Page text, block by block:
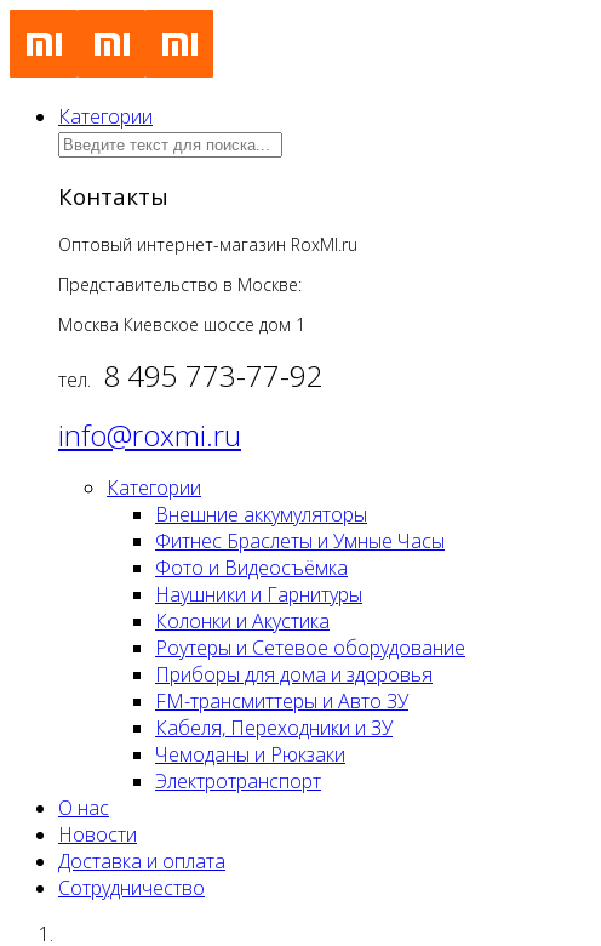
Категории
Контакты
Оптовый интернет-магазин RoxMI.ru
Представительство в Москве:
Москва Киевское шоссе дом 1
тел. 8 495 773-77-92
info@roxmi.ru
Категории
Внешние аккумуляторы
Фитнес Браслеты и Умные Часы
Фото и Видеосъёмка
Наушники и Гарнитуры
Колонки и Акустика
Роутеры и Сетевое оборудование
Приборы для дома и здоровья
FM-трансмиттеры и Авто ЗУ
Кабеля, Переходники и ЗУ
Чемоданы и Рюкзаки
Электротранспорт
О нас
Новости
Доставка и оплата
Сотрудничество